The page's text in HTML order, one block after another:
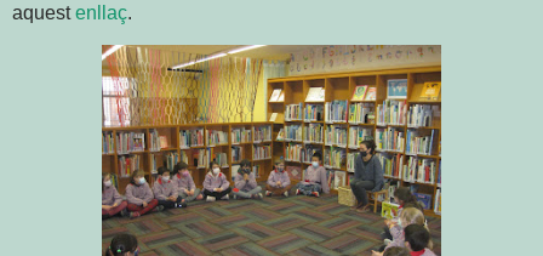
aquestenllaç.